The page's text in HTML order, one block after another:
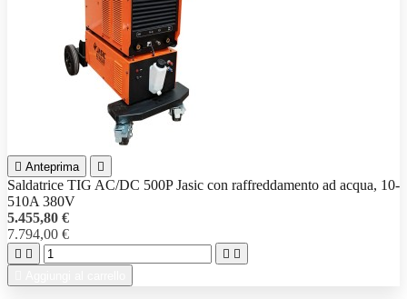
 Anteprima 
Saldatrice TIG AC/DC 500P Jasic con raffreddamento ad acqua, 10-
510A 380V
5.455,80 €
7.794,00 €
   